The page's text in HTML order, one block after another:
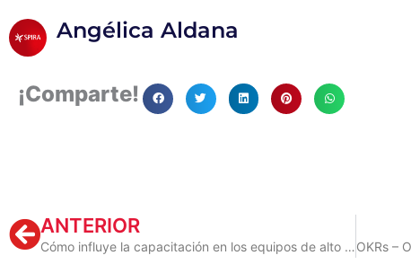
Angélica Aldana
¡Comparte!
PrevANTERIOR
Cómo influye la capacitación en los equipos de alto rendimiento